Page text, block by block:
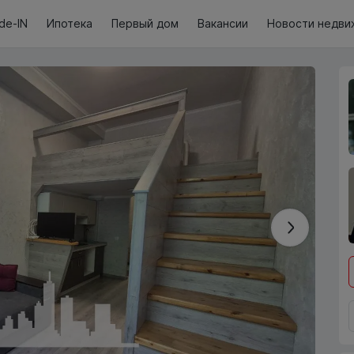
IN Ипотека Первый дом Вакансии Новости